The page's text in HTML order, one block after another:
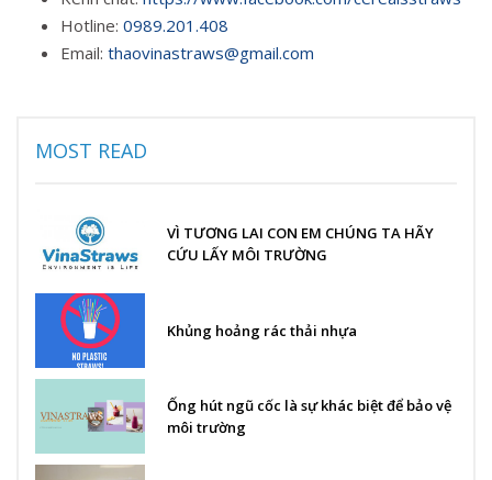
Hotline: 0989.201.408
Email: thaovinastraws@gmail.com
MOST READ
VÌ TƯƠNG LAI CON EM CHÚNG TA HÃY
CỨU LẤY MÔI TRƯỜNG
Khủng hoảng rác thải nhựa
Ống hút ngũ cốc là sự khác biệt để bảo vệ
môi trường